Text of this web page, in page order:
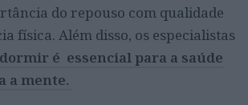
do repouso com qualidade
física. Além disso, os especialistas
é essencial para a saúde
a mente.